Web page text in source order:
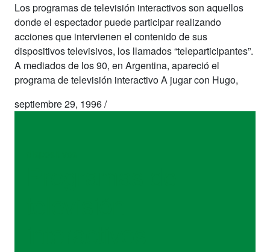
Los programas de televisión interactivos son aquellos
donde el espectador puede participar realizando
acciones que intervienen el contenido de sus
dispositivos televisivos, los llamados “teleparticipantes”.
A mediados de los 90, en Argentina, apareció el
programa de televisión interactivo A jugar con Hugo,
septiembre 29, 1996/